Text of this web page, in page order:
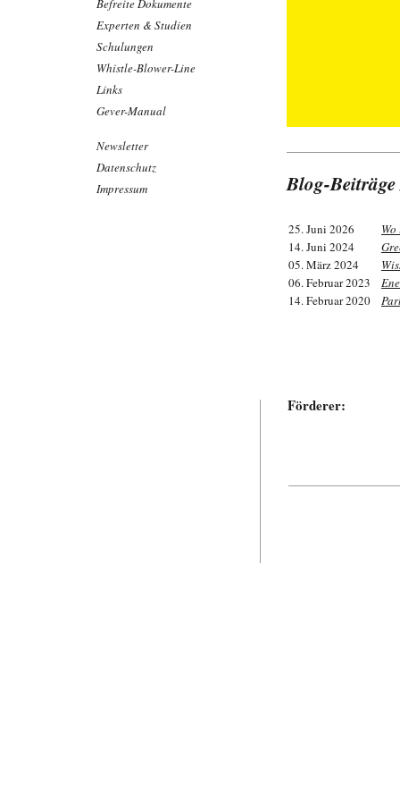
Befreite Dokumente
Experten & Studien
Schulungen
Whistle-Blower-Line
Links
Gever-Manual
Newsletter
Datenschutz
Impressum
Blog-
25. Juni 2026
14. Juni 2024
05. März 2024
06. Februar 2023
14. Februar 2020
Förderer: